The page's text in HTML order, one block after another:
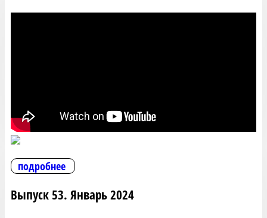
подробнее
Выпуск 53. Январь 2024